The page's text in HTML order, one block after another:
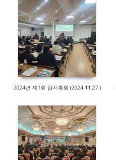
77
2024년 제1회 임시총회 (2024.11.27.)
144